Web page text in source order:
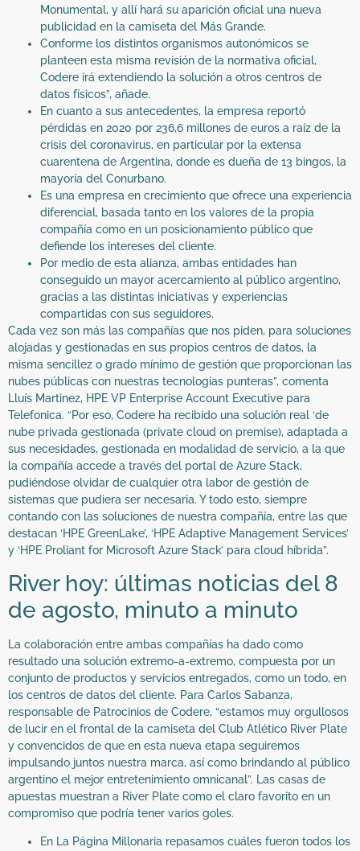
Monumental, y allí hará su aparición oficial una nueva
publicidad en la camiseta del Más Grande.
Conforme los distintos organismos autonómicos se
planteen esta misma revisión de la normativa oficial,
Codere irá extendiendo la solución a otros centros de
datos físicos”, añade.
En cuanto a sus antecedentes, la empresa reportó
pérdidas en 2020 por 236,6 millones de euros a raíz de la
crisis del coronavirus, en particular por la extensa
cuarentena de Argentina, donde es dueña de 13 bingos, la
mayoría del Conurbano.
Es una empresa en crecimiento que ofrece una experiencia
diferencial, basada tanto en los valores de la propia
compañía como en un posicionamiento público que
defiende los intereses del cliente.
Por medio de esta alianza, ambas entidades han
conseguido un mayor acercamiento al público argentino,
gracias a las distintas iniciativas y experiencias
compartidas con sus seguidores.
Cada vez son más las compañías que nos piden, para soluciones
alojadas y gestionadas en sus propios centros de datos, la
misma sencillez o grado mínimo de gestión que proporcionan las
nubes públicas con nuestras tecnologías punteras”, comenta
Lluís Martinez, HPE VP Enterprise Account Executive para
Telefonica. “Por eso, Codere ha recibido una solución real ‘de
nube privada gestionada (private cloud on premise), adaptada a
sus necesidades, gestionada en modalidad de servicio, a la que
la compañía accede a través del portal de Azure Stack,
pudiéndose olvidar de cualquier otra labor de gestión de
sistemas que pudiera ser necesaria. Y todo esto, siempre
contando con las soluciones de nuestra compañía, entre las que
destacan ‘HPE GreenLake’, ‘HPE Adaptive Management Services’
y ‘HPE Proliant for Microsoft Azure Stack’ para cloud híbrida”.
River hoy: últimas noticias del 8
de agosto, minuto a minuto
La colaboración entre ambas compañías ha dado como
resultado una solución extremo-a-extremo, compuesta por un
conjunto de productos y servicios entregados, como un todo, en
los centros de datos del cliente. Para Carlos Sabanza,
responsable de Patrocinios de Codere, “estamos muy orgullosos
de lucir en el frontal de la camiseta del Club Atlético River Plate
y convencidos de que en esta nueva etapa seguiremos
impulsando juntos nuestra marca, así como brindando al público
argentino el mejor entretenimiento omnicanal”. Las casas de
apuestas muestran a River Plate como el claro favorito en un
compromiso que podría tener varios goles.
En La Página Millonaria repasamos cuáles fueron todos los